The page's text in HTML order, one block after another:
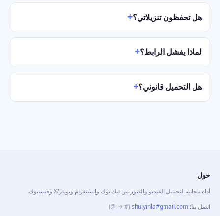
هل تحفظون تنزيلاتي؟
لماذا يفشل الرابط؟
هل التحميل قانوني؟
حول
أداة مجانية لتحميل الفيديو والصور من تيك توك وإنستغرام وتويتر/X وفيسبوك.
اتصل بنا:
shuiyinla#gmail.com
(# → @)